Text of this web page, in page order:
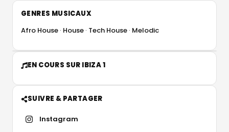
GENRES MUSICAUX
Afro House House Tech House Melodic
EN COURS SUR IBIZA 1
SUIVRE & PARTAGER
Instagram